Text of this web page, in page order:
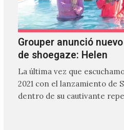
Grouper anunció
de shoegaze: Helen
La última vez que
2021 con el lanzamiento de
dentro de su cautivante